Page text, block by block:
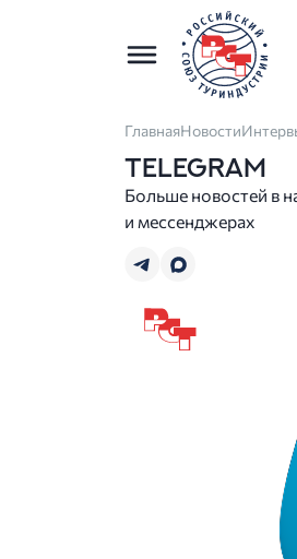
ГлавнаяНовости
TELEGRAM
Больше новостей в
и мессенджерах